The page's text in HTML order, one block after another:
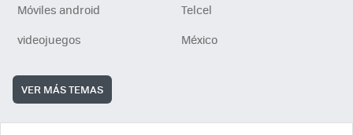
Móviles android
Telcel
videojuegos
México
VER MÁS TEMAS